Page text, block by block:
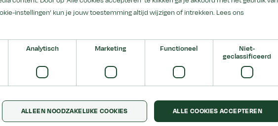
paarden.
895,00
instellingen’ kun je jouw toestemming altijd wijzigen of intrekken. Lees ons
Analytisch Marketing Functioneel
Niet-
geclassificeerd
ALLE COOKIES ACCEPTEREN
ALLEEN NOODZAKELIJKE COOKIES